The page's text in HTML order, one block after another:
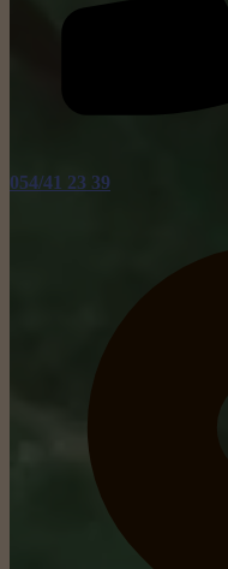
054/41 23 39